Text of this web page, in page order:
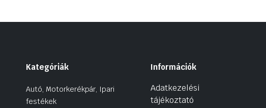
Kategóriák
Autó, Motorkerékpár, Ipari
festékek
Információk
Adatkezelési
tájékoztató